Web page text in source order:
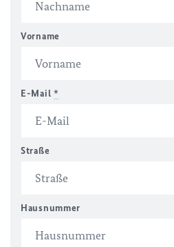
Vorname
E-Mail *
Straße
Hausnummer